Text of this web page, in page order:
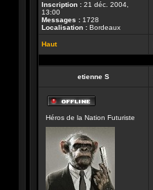
Inscription : 21 déc. 2004,
13:00
Messages : 1728
Localisation : Bordeaux
Haut
etienne S
ligne
Héros de la Nation Futuriste